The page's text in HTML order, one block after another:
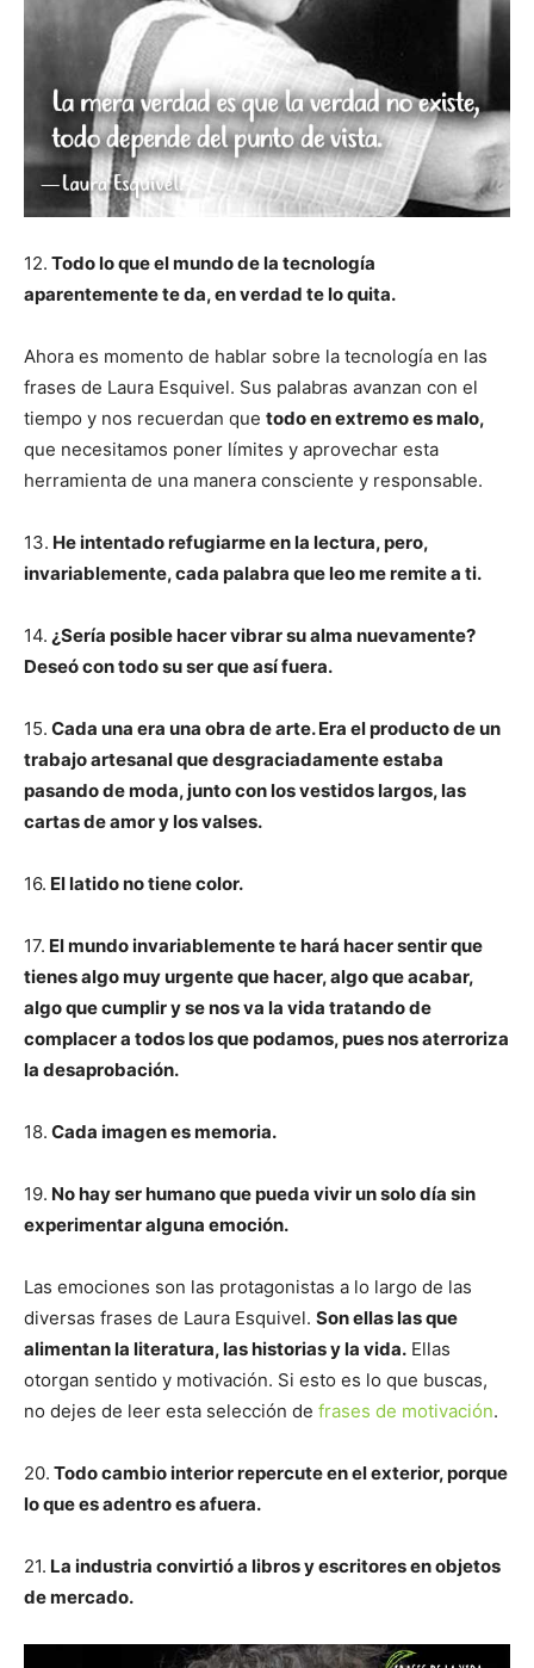
12. Todo lo que el mundo de la tecnología
aparentemente te da, en verdad te lo quita.
Ahora es momento de hablar sobre la tecnología en las
frases de Laura Esquivel. Sus palabras avanzan con el
tiempo y nos recuerdan que todo en extremo es malo,
que necesitamos poner límites y aprovechar esta
herramienta de una manera consciente y responsable.
13. He intentado refugiarme en la lectura, pero,
invariablemente, cada palabra que leo me remite a ti.
14. ¿Sería posible hacer vibrar su alma nuevamente?
Deseó con todo su ser que así fuera.
15. Cada una era una obra de arte. Era el producto de un
trabajo artesanal que desgraciadamente estaba
pasando de moda, junto con los vestidos largos, las
cartas de amor y los valses.
16. El latido no tiene color.
17. El mundo invariablemente te hará hacer sentir que
tienes algo muy urgente que hacer, algo que acabar,
algo que cumplir y se nos va la vida tratando de
complacer a todos los que podamos, pues nos aterroriza
la desaprobación.
18. Cada imagen es memoria.
19. No hay ser humano que pueda vivir un solo día sin
experimentar alguna emoción.
Las emociones son las protagonistas a lo largo de las
diversas frases de Laura Esquivel. Son ellas las que
alimentan la literatura, las historias y la vida. Ellas
otorgan sentido y motivación. Si esto es lo que buscas,
no dejes de leer esta selección de frases de motivación.
20. Todo cambio interior repercute en el exterior, porque
lo que es adentro es afuera.
21. La industria convirtió a libros y escritores en objetos
de mercado.